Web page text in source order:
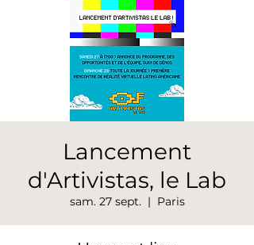
Lancement
d'Artivistas, le Lab
sam. 27 sept.
  |
Paris